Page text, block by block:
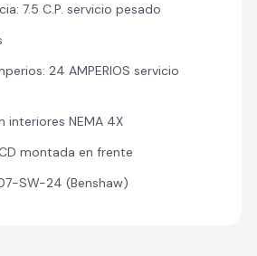
7.5 C.P. servicio pesado
24 AMPERIOS servicio
interiores NEMA 4X
montada en frente
SW-24 (Benshaw)